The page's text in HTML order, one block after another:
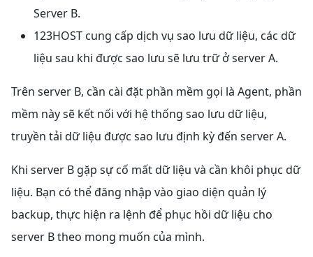
Server B.
123HOST cung cấp dịch vụ sao lưu dữ liệu, các dữ
liệu sau khi được sao lưu sẽ lưu trữ ở server A.
Trên server B, cần cài đặt phần mềm gọi là Agent, phần
mềm này sẽ kết nối với hệ thống sao lưu dữ liệu,
truyền tải dữ liệu được sao lưu định kỳ đến server A.
Khi server B gặp sự cố mất dữ liệu và cần khôi phục dữ
liệu. Bạn có thể đăng nhập vào giao diện quản lý
backup, thực hiện ra lệnh để phục hồi dữ liệu cho
server B theo mong muốn của mình.